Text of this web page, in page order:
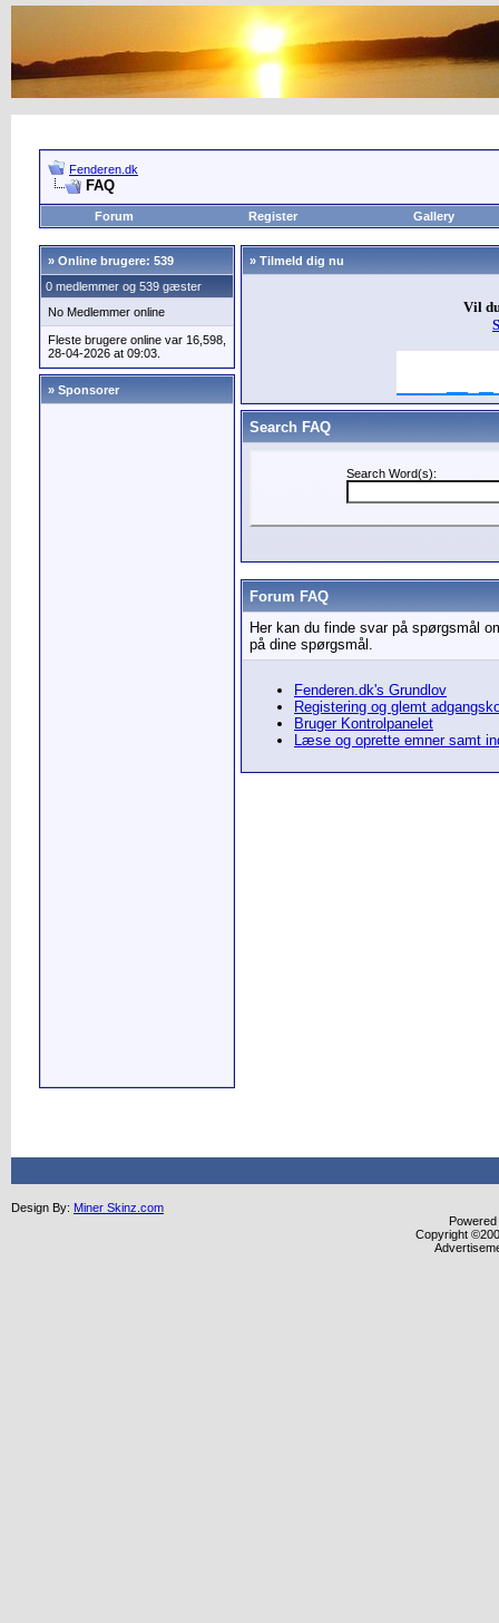
Fenderen.dk
FAQ
Forum Register Gallery
» Online brugere: 539
0 medlemmer og 539 gæster
No Medlemmer online
Fleste brugere online var 16,598,
28-04-2026 at 09:03.
» Sponsorer
» Tilmeld dig nu
Vil
Search FAQ
Search Word(s):
Forum FAQ
Her kan du finde svar på spørgsmål
på dine spørgsmål.
Fenderen.dk's Grundlov
Registering og glemt
Bruger Kontrolpanelet
Læse og oprette emner samt
Design By: Miner Skinz.com
Copyright